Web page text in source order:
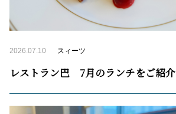
2026.07.10 スィーツ
レストラン巴 7月のランチをご紹介